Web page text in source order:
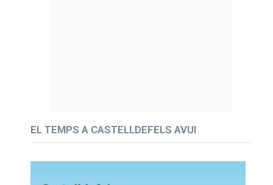
EL TEMPS A CASTELLDEFELS AVUI